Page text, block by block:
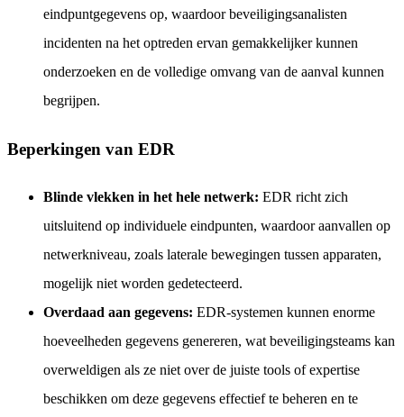
eindpuntgegevens op, waardoor beveiligingsanalisten
incidenten na het optreden ervan gemakkelijker kunnen
onderzoeken en de volledige omvang van de aanval kunnen
begrijpen.
Beperkingen van EDR
Blinde vlekken in het hele netwerk: EDR richt zich
uitsluitend op individuele eindpunten, waardoor aanvallen op
netwerkniveau, zoals laterale bewegingen tussen apparaten,
mogelijk niet worden gedetecteerd.
Overdaad aan gegevens: EDR-systemen kunnen enorme
hoeveelheden gegevens genereren, wat beveiligingsteams kan
overweldigen als ze niet over de juiste tools of expertise
beschikken om deze gegevens effectief te beheren en te